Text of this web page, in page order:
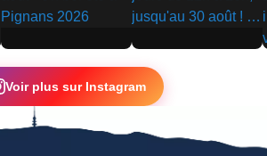
▶ ▶
Voir plus sur Instagram